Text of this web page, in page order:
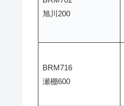
旭川200
BRM716
瀬棚600